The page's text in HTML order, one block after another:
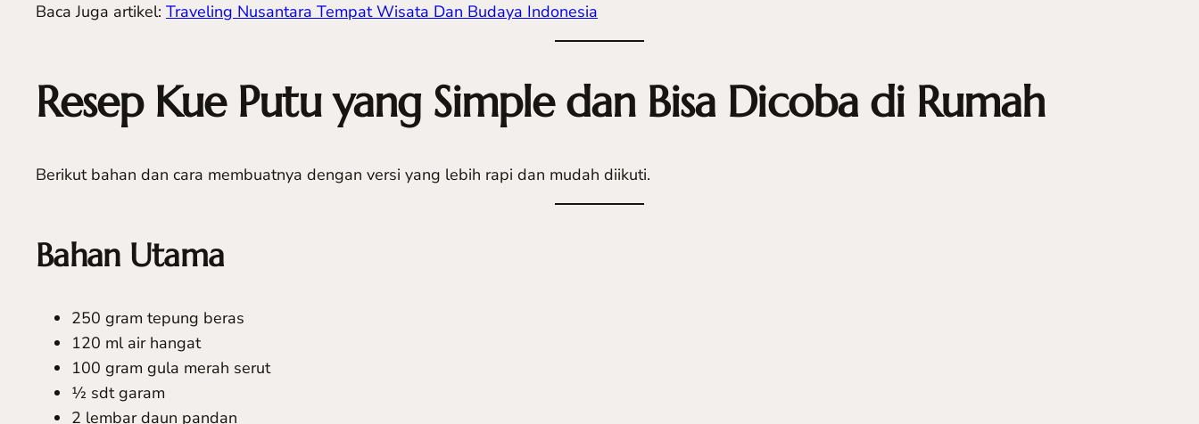
Baca Juga artikel: Traveling Nusantara Tempat Wisata Dan Budaya Indonesia
Resep Kue Putu yang Simple dan Bisa Dicoba di Rumah
Berikut bahan dan cara membuatnya dengan versi yang lebih rapi dan mudah diikuti.
Bahan Utama
250 gram tepung beras
120 ml air hangat
100 gram gula merah serut
½ sdt garam
2 lembar daun pandan